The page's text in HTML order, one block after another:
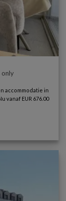
only
accommodatie in
vanaf EUR 676.00